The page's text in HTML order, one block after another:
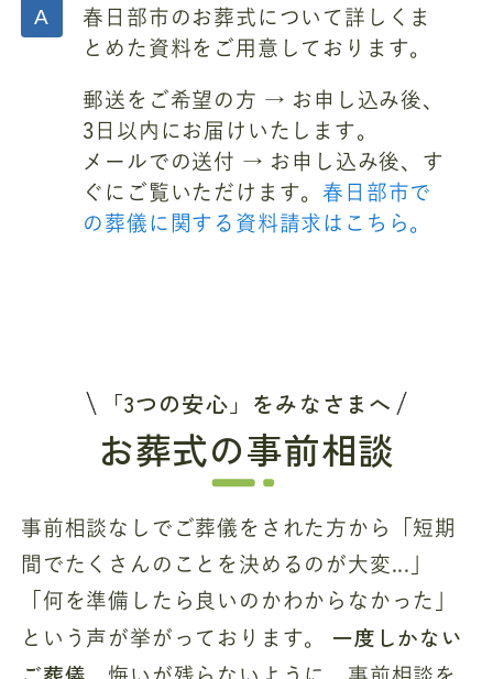
春日部市のお葬式について詳しくま
とめた資料をご用意しております。
郵送をご希望の方 → お申し込み後、
3日以内にお届けいたします。
メールでの送付 → お申し込み後、す
ぐにご覧いただけます。 春日部市で
の葬儀に関する資料請求はこちら。
「3つの安心」をみなさまへ
お葬式の事前相談
事前相談なしでご葬儀をされた方から「短期
間でたくさんのことを決めるのが大変...」
「何を準備したら良いのかわからなかった」
という声が挙がっております。 一度しかない